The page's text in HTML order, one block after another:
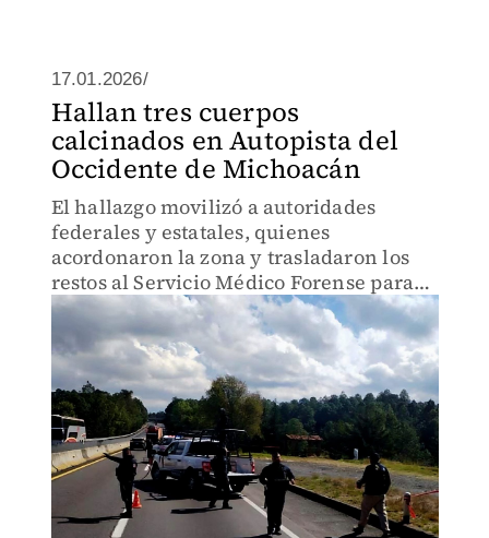
17.01.2026/
Hallan tres cuerpos
calcinados en Autopista del
Occidente de Michoacán
El hallazgo movilizó a autoridades
federales y estatales, quienes
acordonaron la zona y trasladaron los
restos al Servicio Médico Forense para
su identificación.